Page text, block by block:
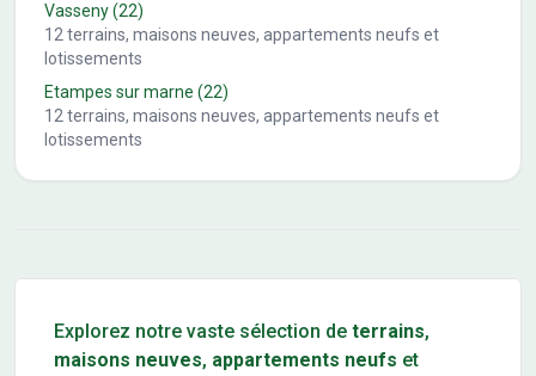
Vasseny(22)
12terrains, maisons neuves, appartements neufs et
lotissements
Etampes sur marne (22)
12terrains, maisons neuves, appartements neufs et
lotissements
Explorez notre vaste sélection de terrains,
maisons neuves, appartements neufs et